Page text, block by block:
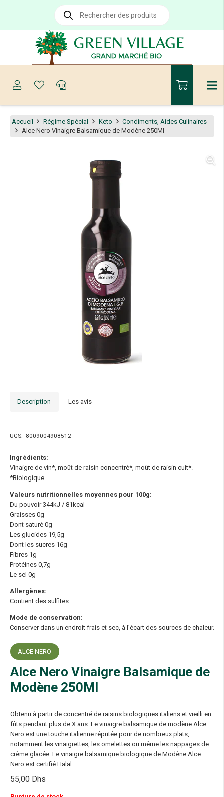
Recherche
produits
Accueil Régime Spécial Keto
Condiments, Aides Culinaires
Alce Nero Vinaigre Balsamique de Modène 250Ml
Description Les avis
UGS: 8009004908512
Ingrédients:
Vinaigre de vin*, moût de raisin concentré*, moût de raisin cuit*.
*Biologique
Valeurs nutritionnelles moyennes pour 100g:
Du pouvoir 344kJ / 81kcal
Graisses 0g
Dont saturé 0g
Les glucides 19,5g
Dont les sucres 16g
Fibres 1g
Protéines 0,7g
Le sel 0g
Allergènes:
Contient des sulfites
Mode de conservation:
Conserver dans un endroit frais et sec, à l’écart des sources de chaleur.
ALCE NERO
Alce Nero Vinaigre Balsamique de
Modène 250Ml
Obtenu à partir de concentré de raisins biologiques italiens et vieilli en
fûts pendant plus de X ans. Le vinaigre balsamique de modène Alce
Nero est une touche italienne réputée pour de nombreux plats,
notamment les vinaigrettes, les omelettes ou même les nappages de
crème glacée. Le vinaigre balsamique biologique de Modène Alce
Nero est certifié Halal.
55,00 Dhs